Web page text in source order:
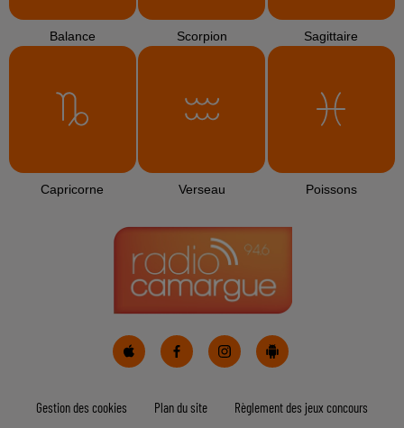
Balance Scorpion Sagittaire
Capricorne Verseau Poissons
Gestion des cookies Plan du site Règlement des jeux concours